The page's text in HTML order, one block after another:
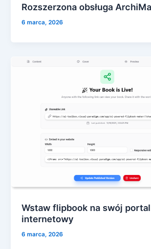
Rozszerzona obsługa
6 marca, 2026
Wstaw flipbook na swój portal
internetowy
6 marca, 2026